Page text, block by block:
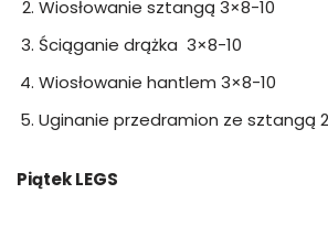
Wiosłowanie sztangą 3×8-10
Ściąganie drążka 3×8-10
Wiosłowanie hantlem 3×8-10
Uginanie przedramion ze sztangą
Piątek LEGS